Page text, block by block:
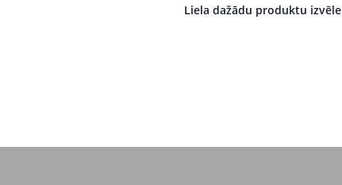
Liela dažādu produktu izvēle